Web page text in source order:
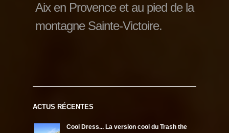
Aix en Provence et au pied de la
montagne Sainte-Victoire.
ACTUS RÉCENTES
Cool Dress... La version cool du Trash the